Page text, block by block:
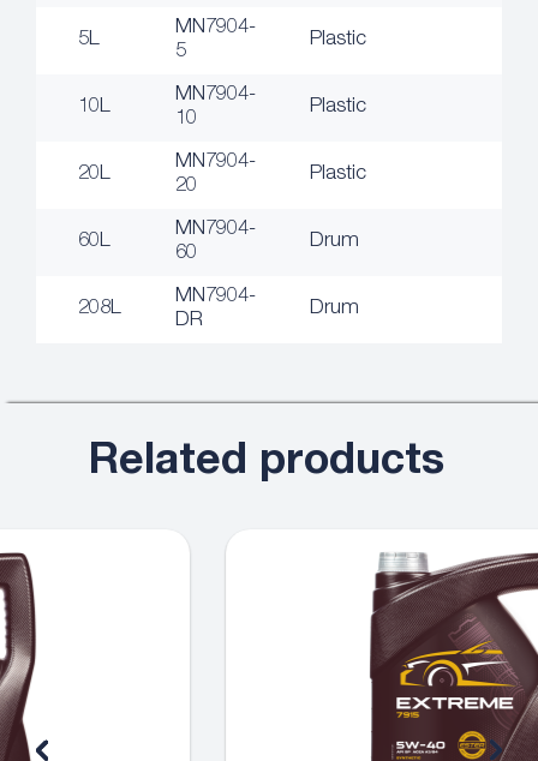
5L
MN7904-
5
Plastic
10L
MN7904-
10
Plastic
20L
MN7904-
20
Plastic
60L
MN7904-
60
Drum
208L
MN7904-
DR
Drum
Related products